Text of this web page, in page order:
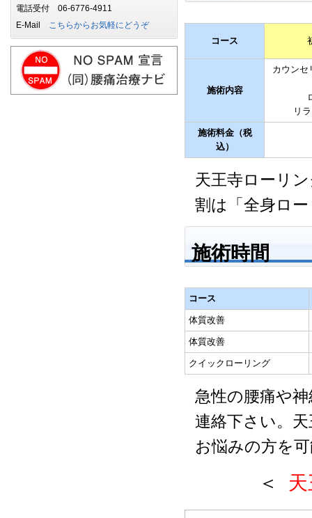
コース
施術内容
カウンセ
リ
施術料金（税
込）
天王寺ローリ
割は「全身ロ
施術時間
コース
体質改善
体質改善
クイックローリング
急性の腰痛や
連絡下さい。
お悩みの方を
＜
電話受付 06-6776-4911
E-Mail こちらからお気軽にどうぞ